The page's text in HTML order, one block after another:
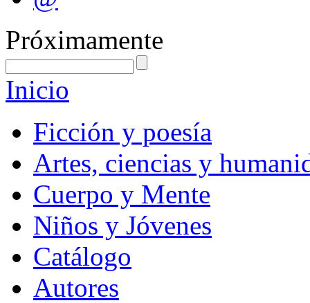
Próximamente
Inicio
Ficción y poesía
Artes, ciencias y
Cuerpo y Mente
Niños y Jóvenes
Catálogo
Autores